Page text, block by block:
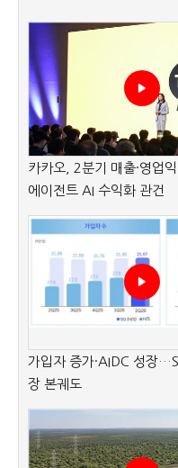
카카오, 2분기 매출·영업
에이전트 AI 수익화 관건
가입자 증가·AIDC 성장
장 본궤도